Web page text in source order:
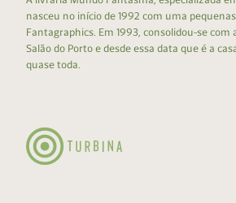
nasceu no início de 1992 com uma
Fantagraphics. Em 1993, consolidou-se com
Salão do Porto e desde essa data que é a
quase toda.